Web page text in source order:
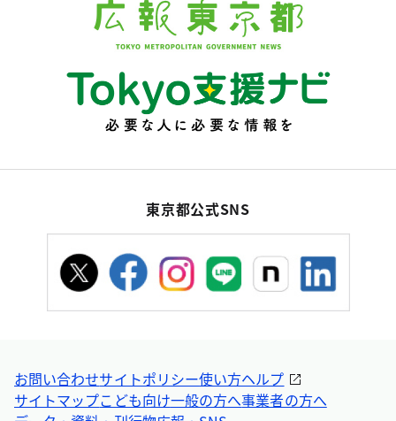
東京都公式SNS
お問い合わせサイトポリシー使い方ヘルプ
サイトマップこども向け一般の方へ事業者の方へ